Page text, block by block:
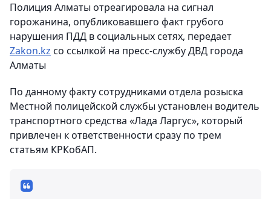
Полиция Алматы отреагировала на сигнал
горожанина, опубликовавшего факт грубого
нарушения ПДД в социальных сетях, передает
Zakon.kz со ссылкой на пресс-службу ДВД города
Алматы
По данному факту сотрудниками отдела розыска
Местной полицейской службы установлен водитель
транспортного средства «Лада Ларгус», который
привлечен к ответственности сразу по трем
статьям КРКобАП.